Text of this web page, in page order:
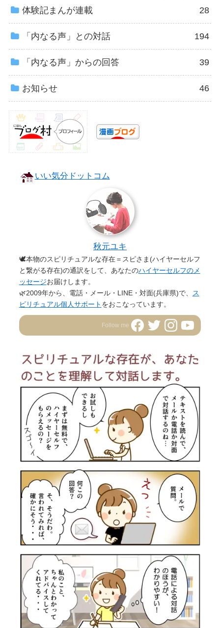
体験記まんが連載 28
「内なる声」との対話 194
「内なる声」からの回答 39
お知らせ 46